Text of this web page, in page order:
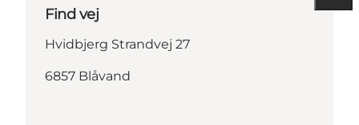
Find vej
Hvidbjerg Strandvej 27
6857 Blåvand